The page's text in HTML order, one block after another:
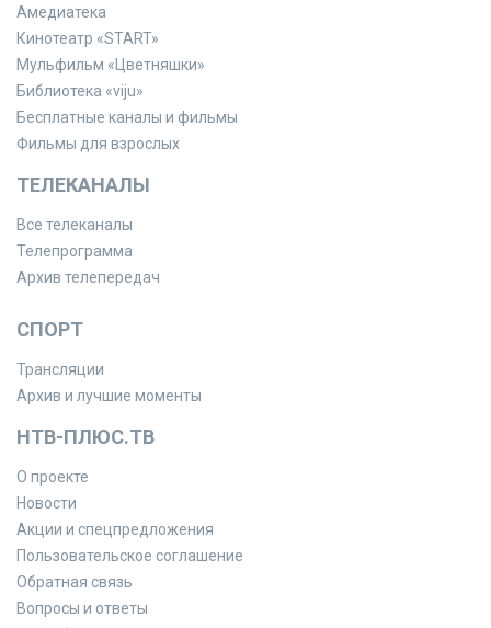
Амедиатека
Кинотеатр «START»
Мульфильм «Цветняшки»
Библиотека «viju»
Бесплатные каналы и фильмы
Фильмы для взрослых
ТЕЛЕКАНАЛЫ
Все телеканалы
Телепрограмма
Архив телепередач
СПОРТ
Трансляции
Архив и лучшие моменты
НТВ-ПЛЮС.ТВ
О проекте
Новости
Акции и спецпредложения
Пользовательское соглашение
Обратная связь
Вопросы и ответы